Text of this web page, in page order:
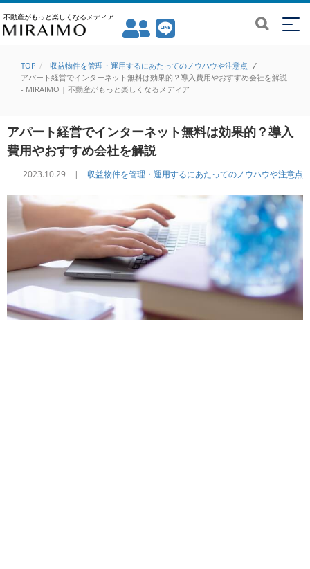
不動産がもっと楽しくなるメディア
TOP 収益物件を管理・運用するにあたってのノウハウや注意点 /
アパート経営でインターネット無料は効果的？導入費用やおすすめ会社を解説
- MIRAIMO | 不動産がもっと楽しくなるメディア
アパート経営でインターネット無料は効果的？導入
費用やおすすめ会社を解説
2023.10.29 | 収益物件を管理・運用するにあたってのノウハウや注意点